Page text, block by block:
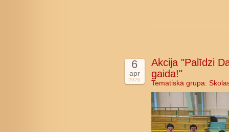
6
apr
2026
Akcija "Palīdzi
gaida!"
Tematiskā grupa: